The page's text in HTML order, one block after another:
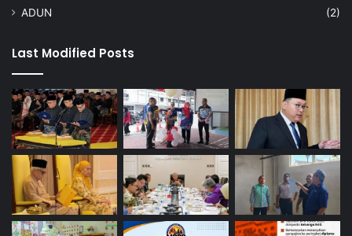
n
a
n
a
n
ADUN
(2)
Last Modified Posts